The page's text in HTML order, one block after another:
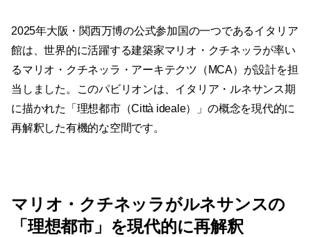
2025年大阪・関西万博の公式参加国の一つであるイタリア
館は、世界的に活躍する建築家マリオ・クチネッラが率い
るマリオ・クチネッラ・アーキテクツ（MCA）が設計を担
当しました。このパビリオンは、イタリア・ルネサンス期
に描かれた「理想都市（Città ideale）」の概念を現代的に
再解釈した有機的な空間です。
マリオ・クチネッラがルネサンスの
「理想都市」を現代的に再解釈